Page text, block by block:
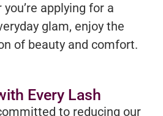
applying for a
glam, enjoy the
of beauty and comfort.
Every Lash
to reducing our